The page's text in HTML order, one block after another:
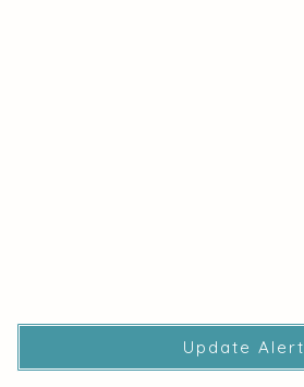
Update Alert